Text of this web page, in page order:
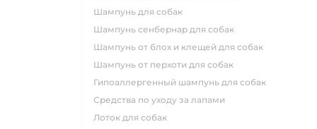
шампунь для собак
шампунь сенбернар для собак
шампунь от блох и клещей для собак
шампунь от перхоти для собак
гипоаллергенный шампунь для собак
средства по уходу за лапами
лоток для собак